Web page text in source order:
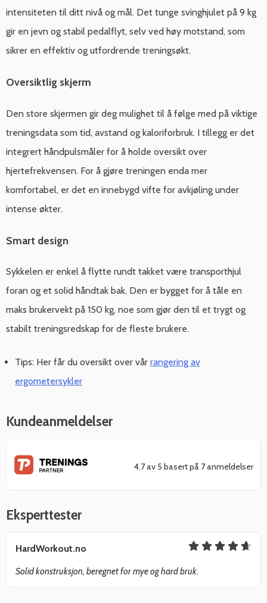
intensiteten til ditt nivå og mål. Det tunge svinghjulet på 9 kg
gir en jevn og stabil pedalflyt, selv ved høy motstand, som
sikrer en effektiv og utfordrende treningsøkt.
Oversiktlig skjerm
Den store skjermen gir deg mulighet til å følge med på viktige
treningsdata som tid, avstand og kaloriforbruk. I tillegg er det
integrert håndpulsmåler for å holde oversikt over
hjertefrekvensen. For å gjøre treningen enda mer
komfortabel, er det en innebygd vifte for avkjøling under
intense økter.
Smart design
Sykkelen er enkel å flytte rundt takket være transporthjul
foran og et solid håndtak bak. Den er bygget for å tåle en
maks brukervekt på 150 kg, noe som gjør den til et trygt og
stabilt treningsredskap for de fleste brukere.
Tips: Her får du oversikt over vår rangering av
ergometersykler
Kundeanmeldelser
4.7 av 5 basert på 7 anmeldelser
Eksperttester
HardWorkout.no
Solid konstruksjon, beregnet for mye og hard bruk.